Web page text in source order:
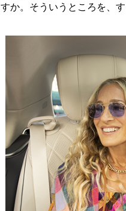
すか。そういうところを、す